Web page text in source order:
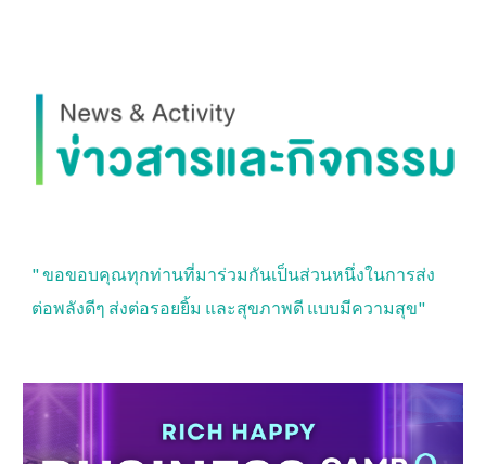
"ขอขอบคุณทุกท่านที่มาร่วมกันเป็นส่วนหนึ่งในการส่ง
ต่อพลังดีๆ ส่งต่อรอยยิ้ม และสุขภาพดี แบบมีความสุข"